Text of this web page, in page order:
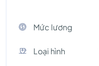
Mức lương
Loại hình